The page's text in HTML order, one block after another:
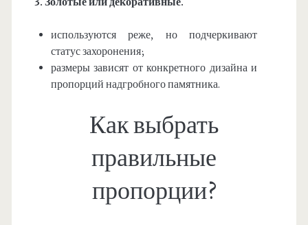
используются реже, но подчеркивают
статус захоронения;
размеры зависят от конкретного дизайна и
пропорций надгробного памятника.
Как выбрать
правильные
пропорции?